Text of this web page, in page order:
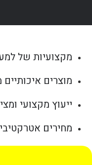
מקצועיות של למעלה
מוצרים
ייעוץ מקצועי
מחירים